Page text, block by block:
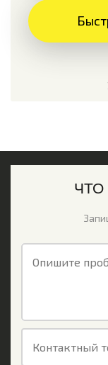
ЧТО
Опишите
Контактный